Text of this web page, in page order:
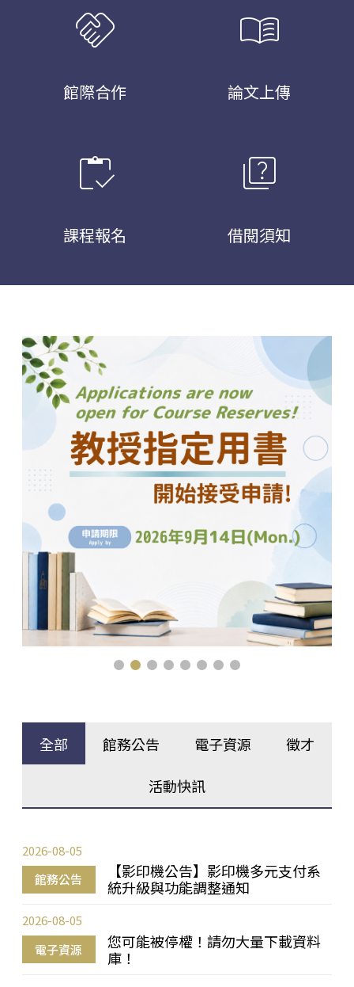
handshake
館際合作
menu_book
論文上傳
inventory
課程報名
quiz
借閱須知
全部 館務公告 電子資源 徵才
活動快訊
館務公告
【影印機公告】影印機多元支付系
統升級與功能調整通知
2026-08-05
電子資源
您可能被停權！請勿大量下載資料
庫！
2026-08-05